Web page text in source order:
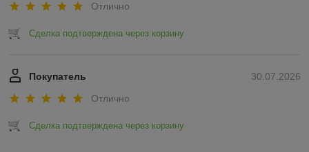
Отлично
Сделка подтверждена через корзину
30.07.2026
Покупатель
Отлично
Сделка подтверждена через корзину